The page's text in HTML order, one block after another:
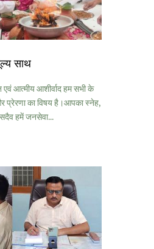
साथ
आत्मीय आशीर्वाद हम सभी के
प्रेरणा का विषय है।आपका स्नेह,
सदैव हमें जनसेवा...